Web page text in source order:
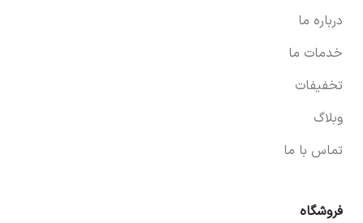
درباره ما
خدمات ما
تخفیفات
وبلاگ
تماس با ما
فروشگاه